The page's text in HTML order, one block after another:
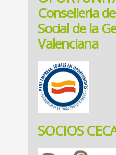
Conselleria
Social de la
Valenciana
SOCIOS